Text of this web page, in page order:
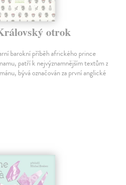
otrok
barokní příběh afrického prince
patří k nejvýznamnějším textům z
bývá označován za první anglické